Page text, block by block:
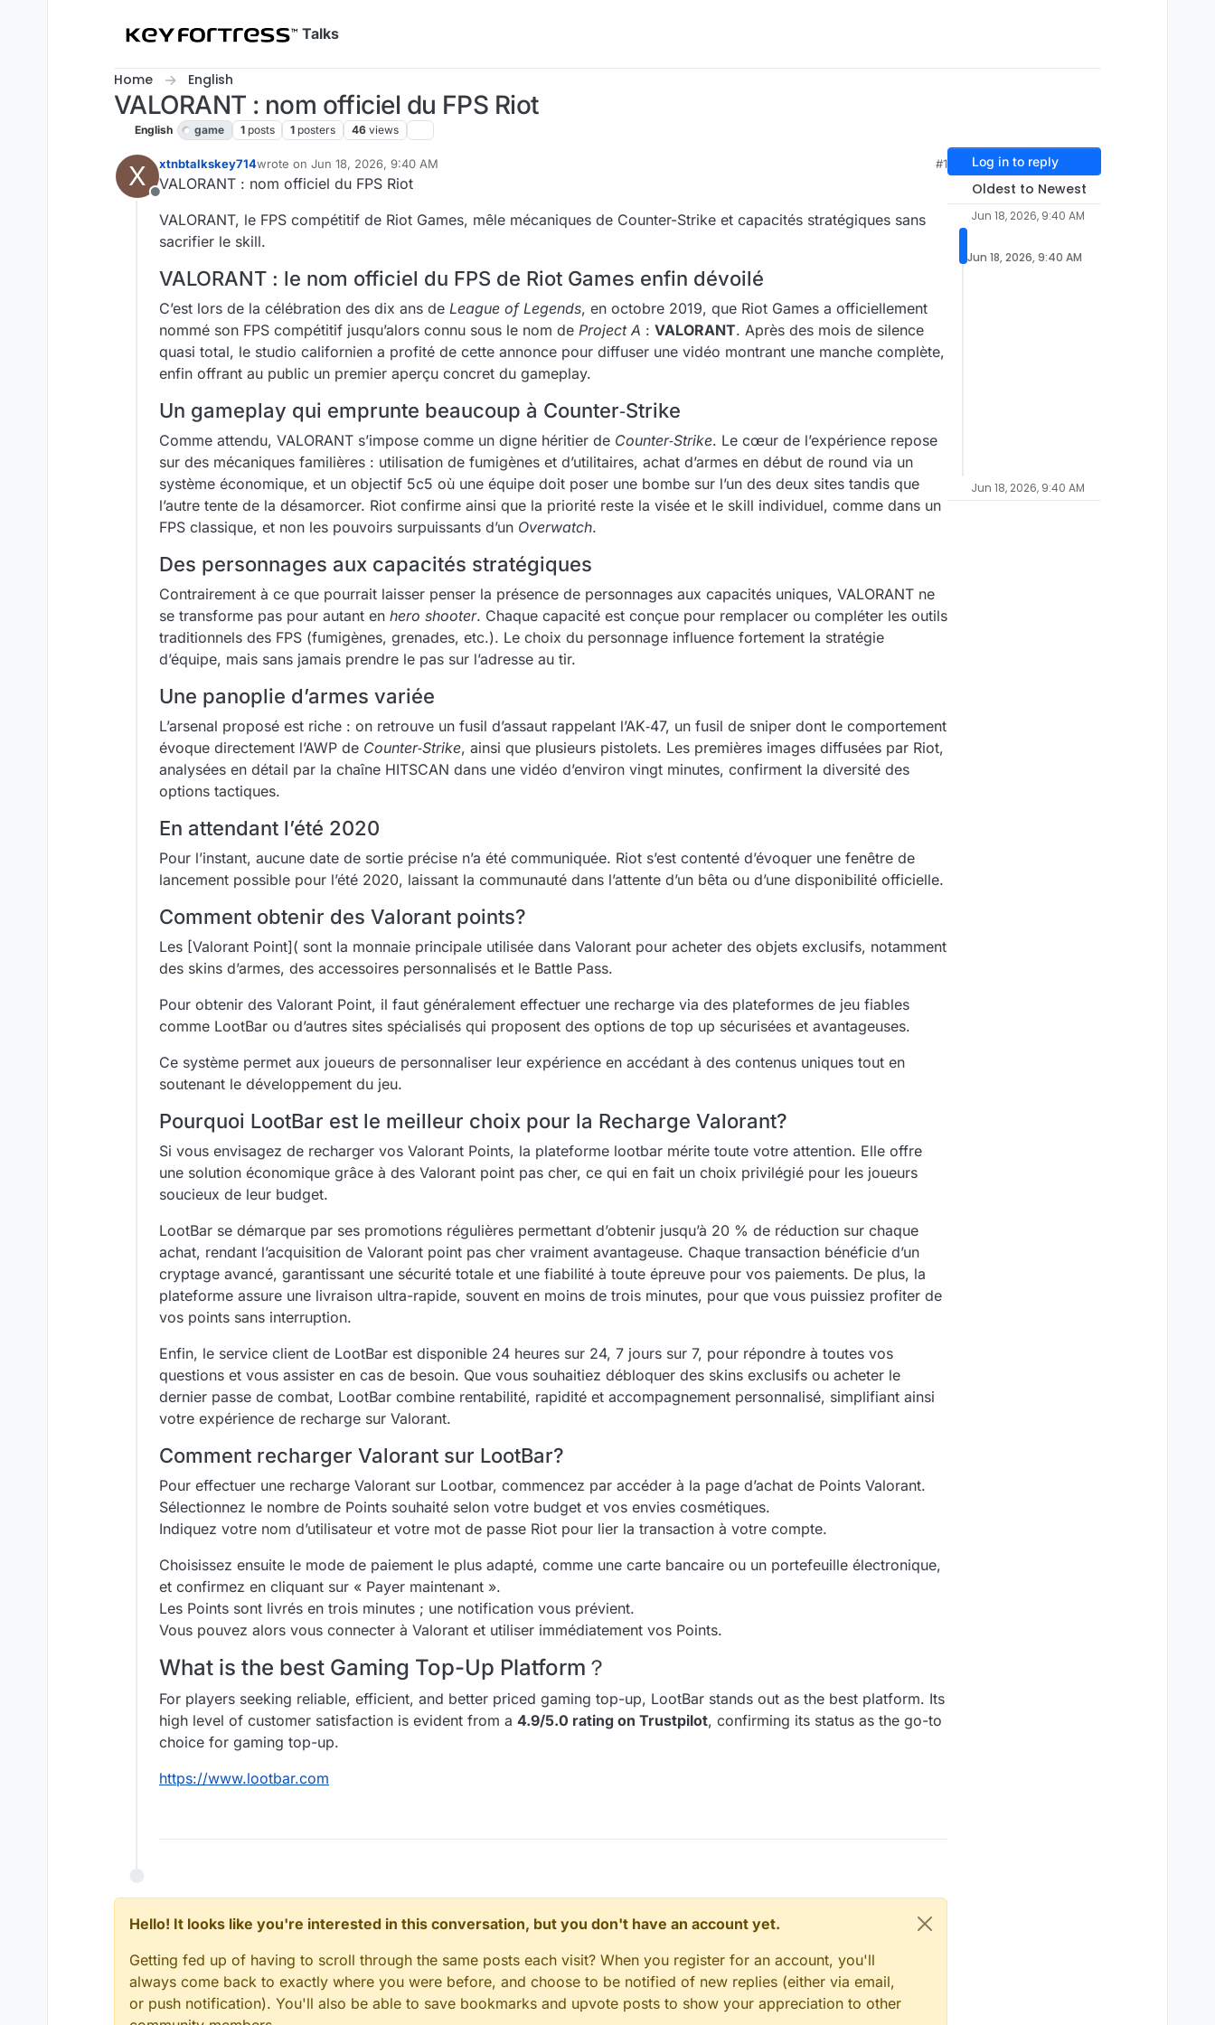
Talks
Home English
VALORANT : nom officiel du FPS Riot
English game 1 posts 1 posters 46 views
X
Offline
xtnbtalkskey714wrote on Jun 18, 2026, 9:40 AM
last edited by
#1
VALORANT : nom officiel du FPS Riot
VALORANT, le FPS compétitif de Riot Games, mêle mécaniques de Counter-Strike et capacités stratégiques sans
sacrifier le skill.
VALORANT : le nom officiel du FPS de Riot Games enfin dévoilé
C’est lors de la célébration des dix ans de League of Legends, en octobre 2019, que Riot Games a officiellement
nommé son FPS compétitif jusqu’alors connu sous le nom de Project A : VALORANT. Après des mois de silence
quasi total, le studio californien a profité de cette annonce pour diffuser une vidéo montrant une manche complète,
enfin offrant au public un premier aperçu concret du gameplay.
Un gameplay qui emprunte beaucoup à Counter‑Strike
Comme attendu, VALORANT s’impose comme un digne héritier de Counter‑Strike. Le cœur de l’expérience repose
sur des mécaniques familières : utilisation de fumigènes et d’utilitaires, achat d’armes en début de round via un
système économique, et un objectif 5c5 où une équipe doit poser une bombe sur l’un des deux sites tandis que
l’autre tente de la désamorcer. Riot confirme ainsi que la priorité reste la visée et le skill individuel, comme dans un
FPS classique, et non les pouvoirs surpuissants d’un Overwatch.
Des personnages aux capacités stratégiques
Contrairement à ce que pourrait laisser penser la présence de personnages aux capacités uniques, VALORANT ne
se transforme pas pour autant en hero shooter. Chaque capacité est conçue pour remplacer ou compléter les outils
traditionnels des FPS (fumigènes, grenades, etc.). Le choix du personnage influence fortement la stratégie
d’équipe, mais sans jamais prendre le pas sur l’adresse au tir.
Une panoplie d’armes variée
L’arsenal proposé est riche : on retrouve un fusil d’assaut rappelant l’AK‑47, un fusil de sniper dont le comportement
évoque directement l’AWP de Counter‑Strike, ainsi que plusieurs pistolets. Les premières images diffusées par Riot,
analysées en détail par la chaîne HITSCAN dans une vidéo d’environ vingt minutes, confirment la diversité des
options tactiques.
En attendant l’été 2020
Pour l’instant, aucune date de sortie précise n’a été communiquée. Riot s’est contenté d’évoquer une fenêtre de
lancement possible pour l’été 2020, laissant la communauté dans l’attente d’un bêta ou d’une disponibilité officielle.
Comment obtenir des Valorant points?
Les [Valorant Point]( sont la monnaie principale utilisée dans Valorant pour acheter des objets exclusifs, notamment
des skins d’armes, des accessoires personnalisés et le Battle Pass.
Pour obtenir des Valorant Point, il faut généralement effectuer une recharge via des plateformes de jeu fiables
comme LootBar ou d’autres sites spécialisés qui proposent des options de top up sécurisées et avantageuses.
Ce système permet aux joueurs de personnaliser leur expérience en accédant à des contenus uniques tout en
soutenant le développement du jeu.
Pourquoi LootBar est le meilleur choix pour la Recharge Valorant?
Si vous envisagez de recharger vos Valorant Points, la plateforme lootbar mérite toute votre attention. Elle offre
une solution économique grâce à des Valorant point pas cher, ce qui en fait un choix privilégié pour les joueurs
soucieux de leur budget.
LootBar se démarque par ses promotions régulières permettant d’obtenir jusqu’à 20 % de réduction sur chaque
achat, rendant l’acquisition de Valorant point pas cher vraiment avantageuse. Chaque transaction bénéficie d’un
cryptage avancé, garantissant une sécurité totale et une fiabilité à toute épreuve pour vos paiements. De plus, la
plateforme assure une livraison ultra-rapide, souvent en moins de trois minutes, pour que vous puissiez profiter de
vos points sans interruption.
Enfin, le service client de LootBar est disponible 24 heures sur 24, 7 jours sur 7, pour répondre à toutes vos
questions et vous assister en cas de besoin. Que vous souhaitiez débloquer des skins exclusifs ou acheter le
dernier passe de combat, LootBar combine rentabilité, rapidité et accompagnement personnalisé, simplifiant ainsi
votre expérience de recharge sur Valorant.
Comment recharger Valorant sur LootBar?
Pour effectuer une recharge Valorant sur Lootbar, commencez par accéder à la page d’achat de Points Valorant.
Sélectionnez le nombre de Points souhaité selon votre budget et vos envies cosmétiques.
Indiquez votre nom d’utilisateur et votre mot de passe Riot pour lier la transaction à votre compte.
Choisissez ensuite le mode de paiement le plus adapté, comme une carte bancaire ou un portefeuille électronique,
et confirmez en cliquant sur « Payer maintenant ».
Les Points sont livrés en trois minutes ; une notification vous prévient.
Vous pouvez alors vous connecter à Valorant et utiliser immédiatement vos Points.
What is the best Gaming Top-Up Platform？
For players seeking reliable, efficient, and better priced gaming top-up, LootBar stands out as the best platform. Its
high level of customer satisfaction is evident from a 4.9/5.0 rating on Trustpilot, confirming its status as the go-to
choice for gaming top-up.
https://www.lootbar.com
Hello! It looks like you're interested in this conversation, but you don't have an account yet.
Getting fed up of having to scroll through the same posts each visit? When you register for an account, you'll
always come back to exactly where you were before, and choose to be notified of new replies (either via email,
or push notification). You'll also be able to save bookmarks and upvote posts to show your appreciation to other
Log in to reply
Oldest to Newest
Jun 18, 2026, 9:40 AM
Jun 18, 2026, 9:40 AM
Jun 18, 2026, 9:40 AM